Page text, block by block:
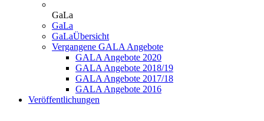
GaLa
GaLa
GaLaÜbersicht
Vergangene GALA Angebote
GALA Angebote 2020
GALA Angebote 2018/19
GALA Angebote 2017/18
GALA Angebote 2016
Veröffentlichungen